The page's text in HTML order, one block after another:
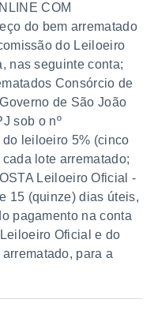
COM
do bem arrematado
do Leiloeiro
nas seguinte conta;
Consórcio de
de São João
sob o nº
leiloeiro 5% (cinco
lote arrematado;
Leiloeiro Oficial -
15 (quinze) dias úteis,
pagamento na conta
Oficial e do
para a